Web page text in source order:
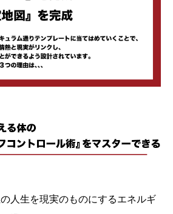
人生を現実のものにするエネルギ